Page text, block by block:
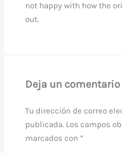
not happy with how the
out.
Deja un comentario
Tu dirección de correo
publicada. Los campos
marcados con *